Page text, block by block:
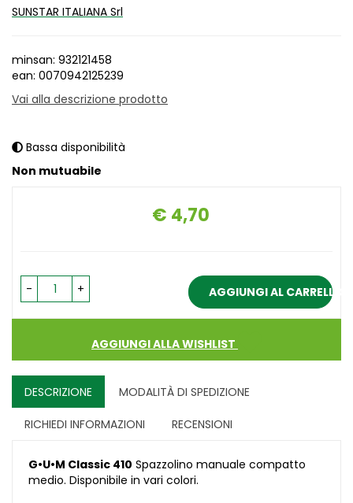
SUNSTAR ITALIANA Srl
minsan: 932121458
ean: 0070942125239
Vai alla descrizione prodotto
Bassa disponibilità
Non mutuabile
Prezzo
€ 4,70
- + AGGIUNGI AL CARRELLO
AGGIUNGI ALLA WISHLIST
DESCRIZIONE MODALITÀ DI SPEDIZIONE
RICHIEDI INFORMAZIONI RECENSIONI
G•U•M Classic 410 Spazzolino manuale compatto
medio. Disponibile in vari colori.